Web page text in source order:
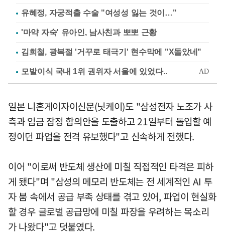
유혜정, 자궁적출 수술 "여성성 잃는 것이…"
'마약 자숙' 유아인, 남사친과 뽀뽀 근황
김희철, 광복절 '거꾸로 태극기' 현수막에 "X돌았네"
일본 니혼게이자이신문(닛케이)도 "삼성전자 노조가 사
측과 임금 잠정 합의안을 도출하고 21일부터 돌입할 예
정이던 파업을 전격 유보했다"고 신속하게 전했다.
이어 "이로써 반도체 생산에 미칠 직접적인 타격은 피하
게 됐다"며 "삼성의 메모리 반도체는 전 세계적인 AI 투
자 붐 속에서 공급 부족 상태를 겪고 있어, 파업이 현실화
할 경우 글로벌 공급망에 미칠 파장을 우려하는 목소리
가 나왔다"고 덧붙였다.